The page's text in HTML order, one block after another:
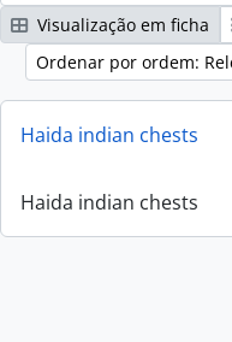
Visualização em ficha
Ordenar por ordem:
Haida indian chests
Haida indian chests